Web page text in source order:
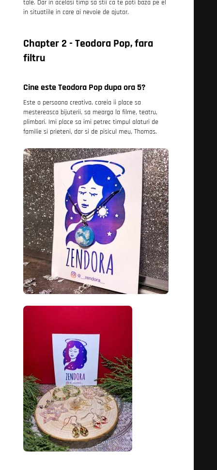
tale. Dar in acelasi timp sa stii ca te poti baza pe el
in situatiile in care ai nevoie de ajutor.
Chapter 2 - Teodora Pop, fara
filtru
Cine este Teodora Pop dupa ora 5?
Este o persoana creativa, careia ii place sa
mestereasca bijuterii, sa mearga la filme, teatru,
plimbari. Imi place sa imi petrec timpul alaturi de
familie si prieteni, dar si de pisicul meu, Thomas.